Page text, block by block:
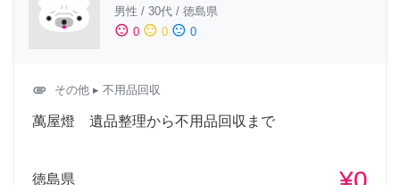
男性 / 30代 / 徳島県
sentiment_satisfied 0 sentiment_neutral 0 sentiment_dissatisfied 0
attachment その他 ▸ 不用品回収
萬屋燈 遺品整理から不用品回収まで
徳島県